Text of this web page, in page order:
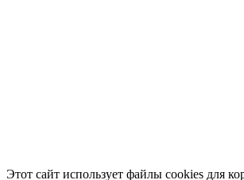
Этот сайт использует файлы cookies для